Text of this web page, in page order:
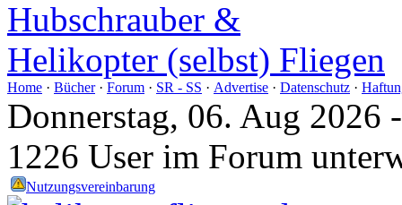
Home · Bücher· Forum · SR - SS · Advertise · Datenschutz ·
Donnerstag, 06. Aug 2026
1226 User im Forum
Nutzungsvereinbarung